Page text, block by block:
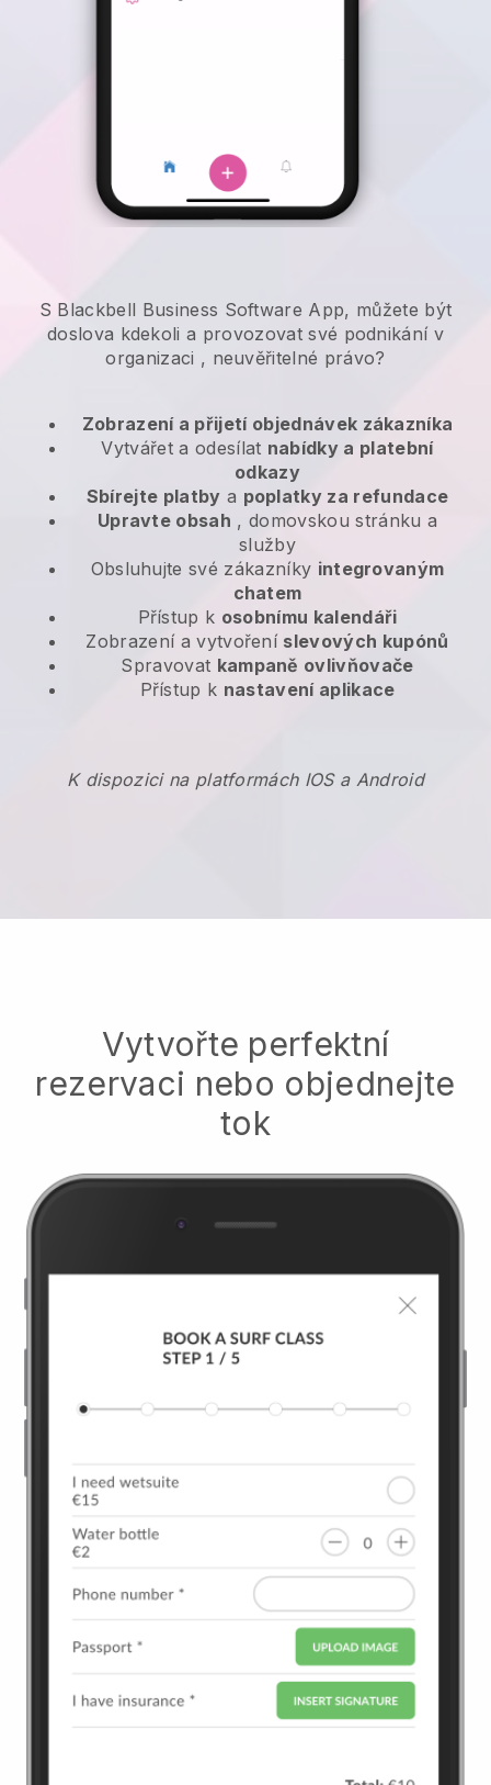
S Blackbell Business Software App, můžete být
doslova kdekoli a provozovat své podnikání v
organizaci , neuvěřitelné právo?
Zobrazení a přijetí objednávek zákazníka
Vytvářet a odesílat nabídky a platební
odkazy
Sbírejte platby a poplatky za refundace
Upravte obsah , domovskou stránku a
služby
Obsluhujte své zákazníky integrovaným
chatem
Přístup k osobnímu kalendáři
Zobrazení a vytvoření slevových kupónů
Spravovat kampaně ovlivňovače
Přístup k nastavení aplikace
K dispozici na platformách IOS a Android
Vytvořte perfektní
rezervaci nebo objednejte
tok